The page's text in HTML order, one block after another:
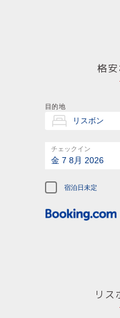
格
目的地
チェックイン
金 7 8月 2026
宿泊日未定
リス